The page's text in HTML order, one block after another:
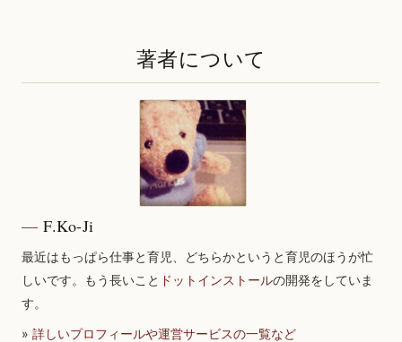
著者について
F.Ko-Ji
最近はもっぱら仕事と育児、どちらかというと育児のほうが忙
しいです。もう長いこと ドットインストールの開発をしていま
す。
» 詳しいプロフィールや運営サービスの一覧など